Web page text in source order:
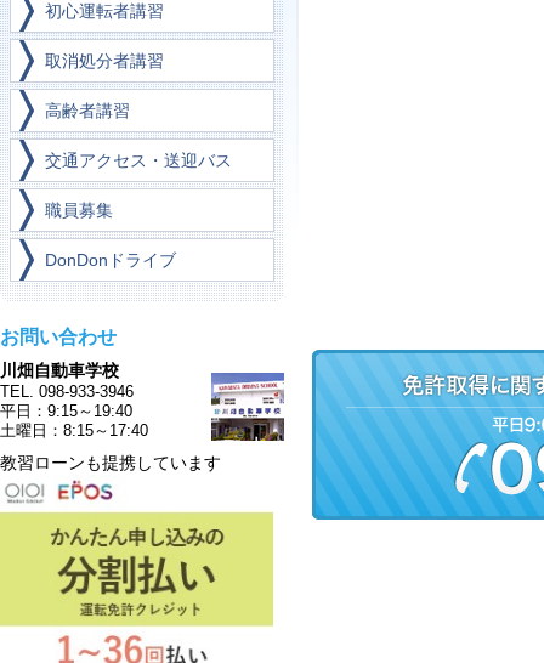
初心運転者講習
取消処分者講習
高齢者講習
交通アクセス・送迎バス
職員募集
DonDonドライブ
お問い合わせ
川畑自動車学校
TEL. 098-933-3946
平日：9:15～19:40
土曜日：8:15～17:40
教習ローンも提携しています